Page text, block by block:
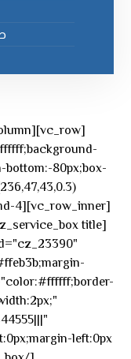
80px;box-
left:0px;"]